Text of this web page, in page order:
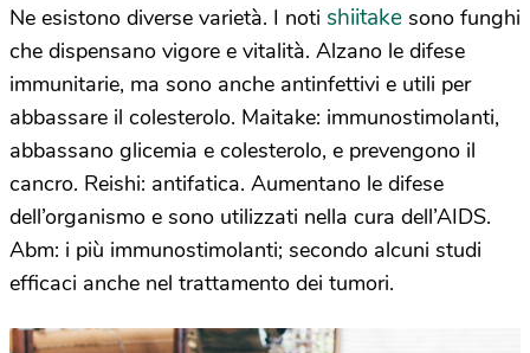
Ne esistono diverse varietà. I noti shiitake sono funghi
che dispensano vigore e vitalità. Alzano le difese
immunitarie, ma sono anche antinfettivi e utili per
abbassare il colesterolo. Maitake: immunostimolanti,
abbassano glicemia e colesterolo, e prevengono il
cancro. Reishi: antifatica. Aumentano le difese
dell’organismo e sono utilizzati nella cura dell’AIDS.
Abm: i più immunostimolanti; secondo alcuni studi
efficaci anche nel trattamento dei tumori.